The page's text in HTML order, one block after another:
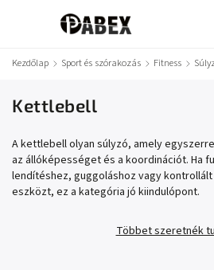
Kezdőlap / Sport és szórakozás / Fitness /
Kettlebell
A kettlebell olyan súlyzó, amely
az állóképességet és a koordinációt. Ha
lendítéshez, guggoláshoz vagy
eszközt, ez a kategória jó kiindulópont.
Többet szeretnék